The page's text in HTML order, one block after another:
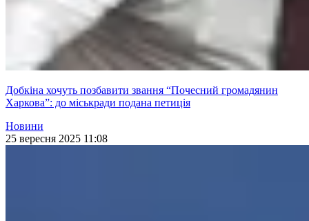
Добкіна хочуть позбавити звання “Почесний громадянин
Харкова”: до міськради подана петиція
Новини
25 вересня 2025 11:08